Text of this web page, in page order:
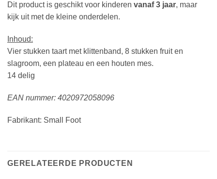
Dit product is geschikt voor kinderen vanaf 3 jaar, maar
kijk uit met de kleine onderdelen.
Inhoud:
Vier stukken taart met klittenband, 8 stukken fruit en
slagroom, een plateau en een houten mes.
14 delig
EAN nummer: 4020972058096
Fabrikant: Small Foot
GERELATEERDE PRODUCTEN